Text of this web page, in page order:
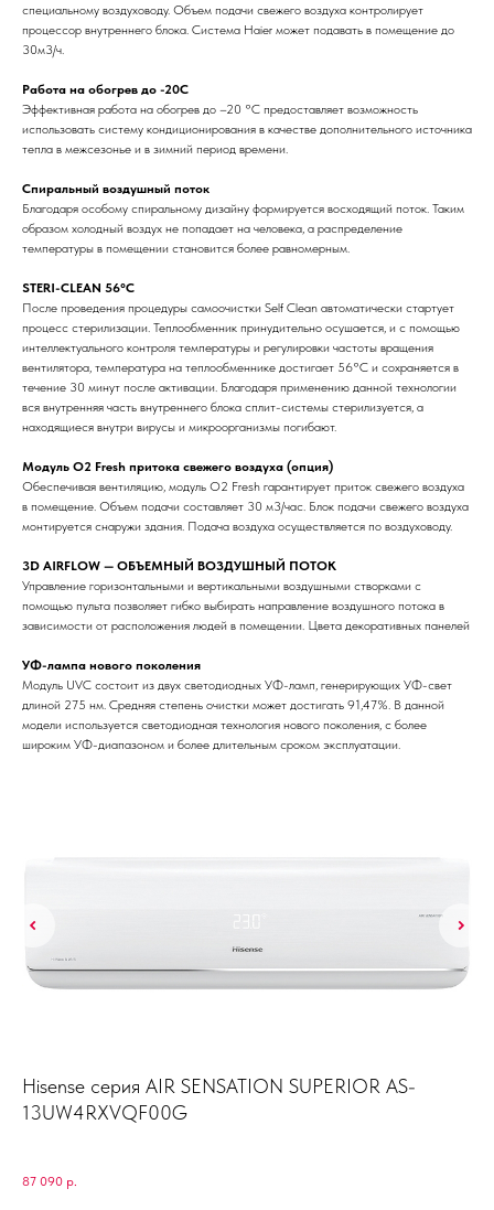
специальному воздуховоду. Объем подачи свежего воздуха контролирует
процессор внутреннего блока. Система Haier может подавать в помещение до
30м3/ч.
Работа на обогрев до -20С
Эффективная работа на обогрев до –20 °С предоставляет возможность
использовать систему кондиционирования в качестве дополнительного источника
тепла в межсезонье и в зимний период времени.
Спиральный воздушный поток
Благодаря особому спиральному дизайну формируется восходящий поток. Таким
образом холодный воздух не попадает на человека, а распределение
температуры в помещении становится более равномерным.
STERI-CLEAN 56°C
После проведения процедуры самоочистки Self Clean автоматически стартует
процесс стерилизации. Теплообменник принудительно осушается, и с помощью
интеллектуального контроля температуры и регулировки частоты вращения
вентилятора, температура на теплообменнике достигает 56°С и сохраняется в
течение 30 минут после активации. Благодаря применению данной технологии
вся внутренняя часть внутреннего блока сплит-системы стерилизуется, а
находящиеся внутри вирусы и микроорганизмы погибают.
Модуль O2 Fresh притока свежего воздуха (опция)
Обеспечивая вентиляцию, модуль O2 Fresh гарантирует приток свежего воздуха
в помещение. Объем подачи составляет 30 м3/час. Блок подачи свежего воздуха
монтируется снаружи здания. Подача воздуха осуществляется по воздуховоду.
3D AIRFLOW — ОБЪЕМНЫЙ ВОЗДУШНЫЙ ПОТОК
Управление горизонтальными и вертикальными воздушными створками с
помощью пульта позволяет гибко выбирать направление воздушного потока в
зависимости от расположения людей в помещении. Цвета декоративных панелей
УФ-лампа нового поколения
Модуль UVC состоит из двух светодиодных УФ-ламп, генерирующих УФ-свет
длиной 275 нм. Средняя степень очистки может достигать 91,47%. В данной
модели используется светодиодная технология нового поколения, с более
широким УФ-диапазоном и более длительным сроком эксплуатации.
Hisense серия AIR SENSATION SUPERIOR AS-
13UW4RXVQF00G
87 090 р.